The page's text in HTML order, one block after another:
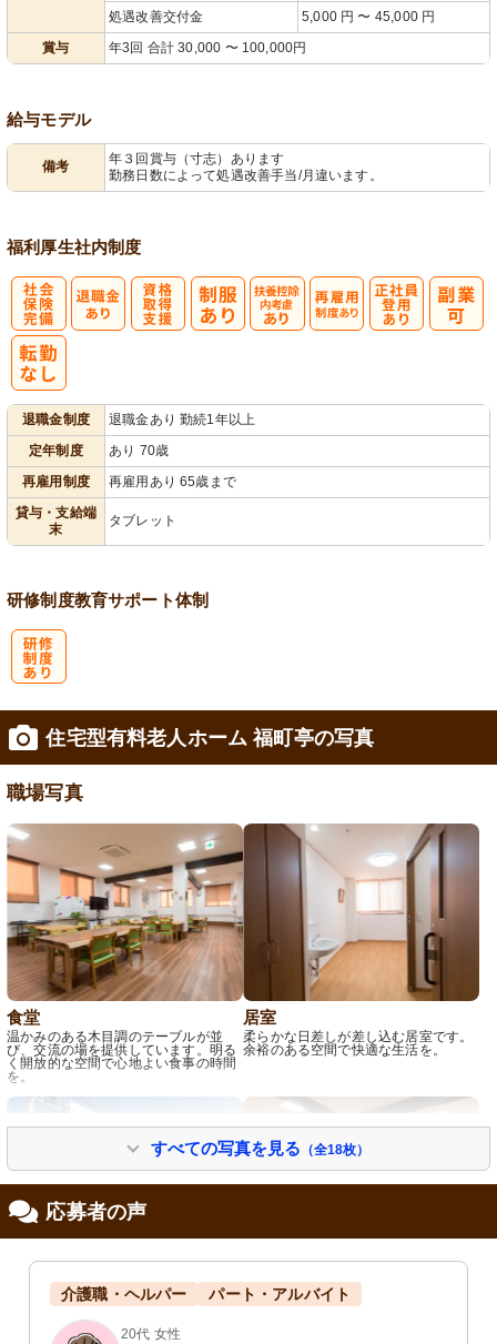
処遇改善交付金
5,000 円 〜 45,000 円
賞与
年3回 合計 30,000 〜 100,000円
給与モデル
備考
年３回賞与（寸志）あります
勤務日数によって処遇改善手当/月違います。
福利厚生社内制度
退職金制度
退職金あり 勤続1年以上
定年制度
あり 70歳
再雇用制度
再雇用あり 65歳まで
貸与・支給端
末
タブレット
研修制度教育サポート体制
住宅型有料老人ホーム 福町亭の写真
職場写真
食堂
温かみのある木目調のテーブルが並
び、交流の場を提供しています。明る
く開放的な空間で心地よい食事の時間
を。
居室
柔らかな日差しが差し込む居室です。
余裕のある空間で快適な生活を。
モダンなデザインの建物で、清潔感が
あり駐車スペースも完備しています。
食堂
暖かみのあるダイニングで一日の食事
すべての写真を見る （全18枚）
応募者の声
介護職・ヘルパー パート・アルバイト
20代 女性